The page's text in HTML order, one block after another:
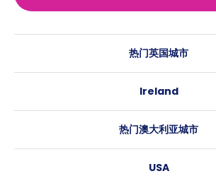
热门英国城市
格拉斯哥
爱丁堡
Ireland
都柏林
热门澳大利亚城市
USA